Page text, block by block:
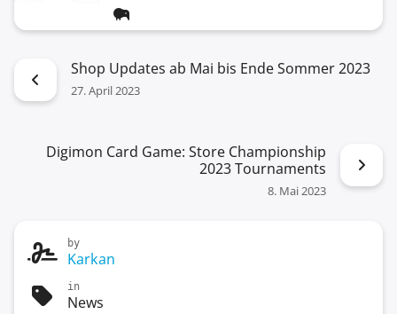
Shop Updates ab Mai bis Ende Sommer 2023
27. April 2023
Digimon Card Game: Store Championship
2023 Tournaments
8. Mai 2023
by
Karkan
in
News